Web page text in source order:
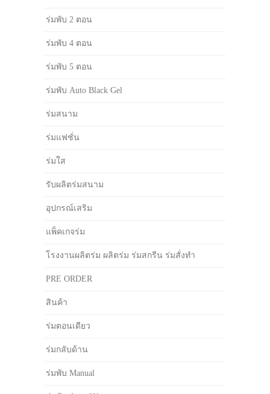
ร่มพับ 2 ตอน
ร่มพับ 4 ตอน
ร่มพับ 5 ตอน
ร่มพับ Auto Black Gel
ร่มสนาม
ร่มแฟชั่น
ร่มใส
รับผลิตร่มสนาม
อุปกรณ์เสริม
แพ็คเกจร่ม
โรงงานผลิตร่ม ผลิตร่ม ร่มสกรีน ร่มสั่งทำ
PRE ORDER
สินค้า
ร่มตอนเดียว
ร่มกลับด้าน
ร่มพับ Manual